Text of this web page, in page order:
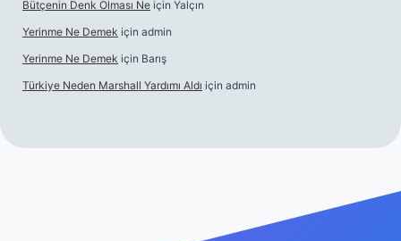
Bütçenin Denk Olması Ne için Yalçın
Yerinme Ne Demek için admin
Yerinme Ne Demek için Barış
Türkiye Neden Marshall Yardımı Aldı için admin